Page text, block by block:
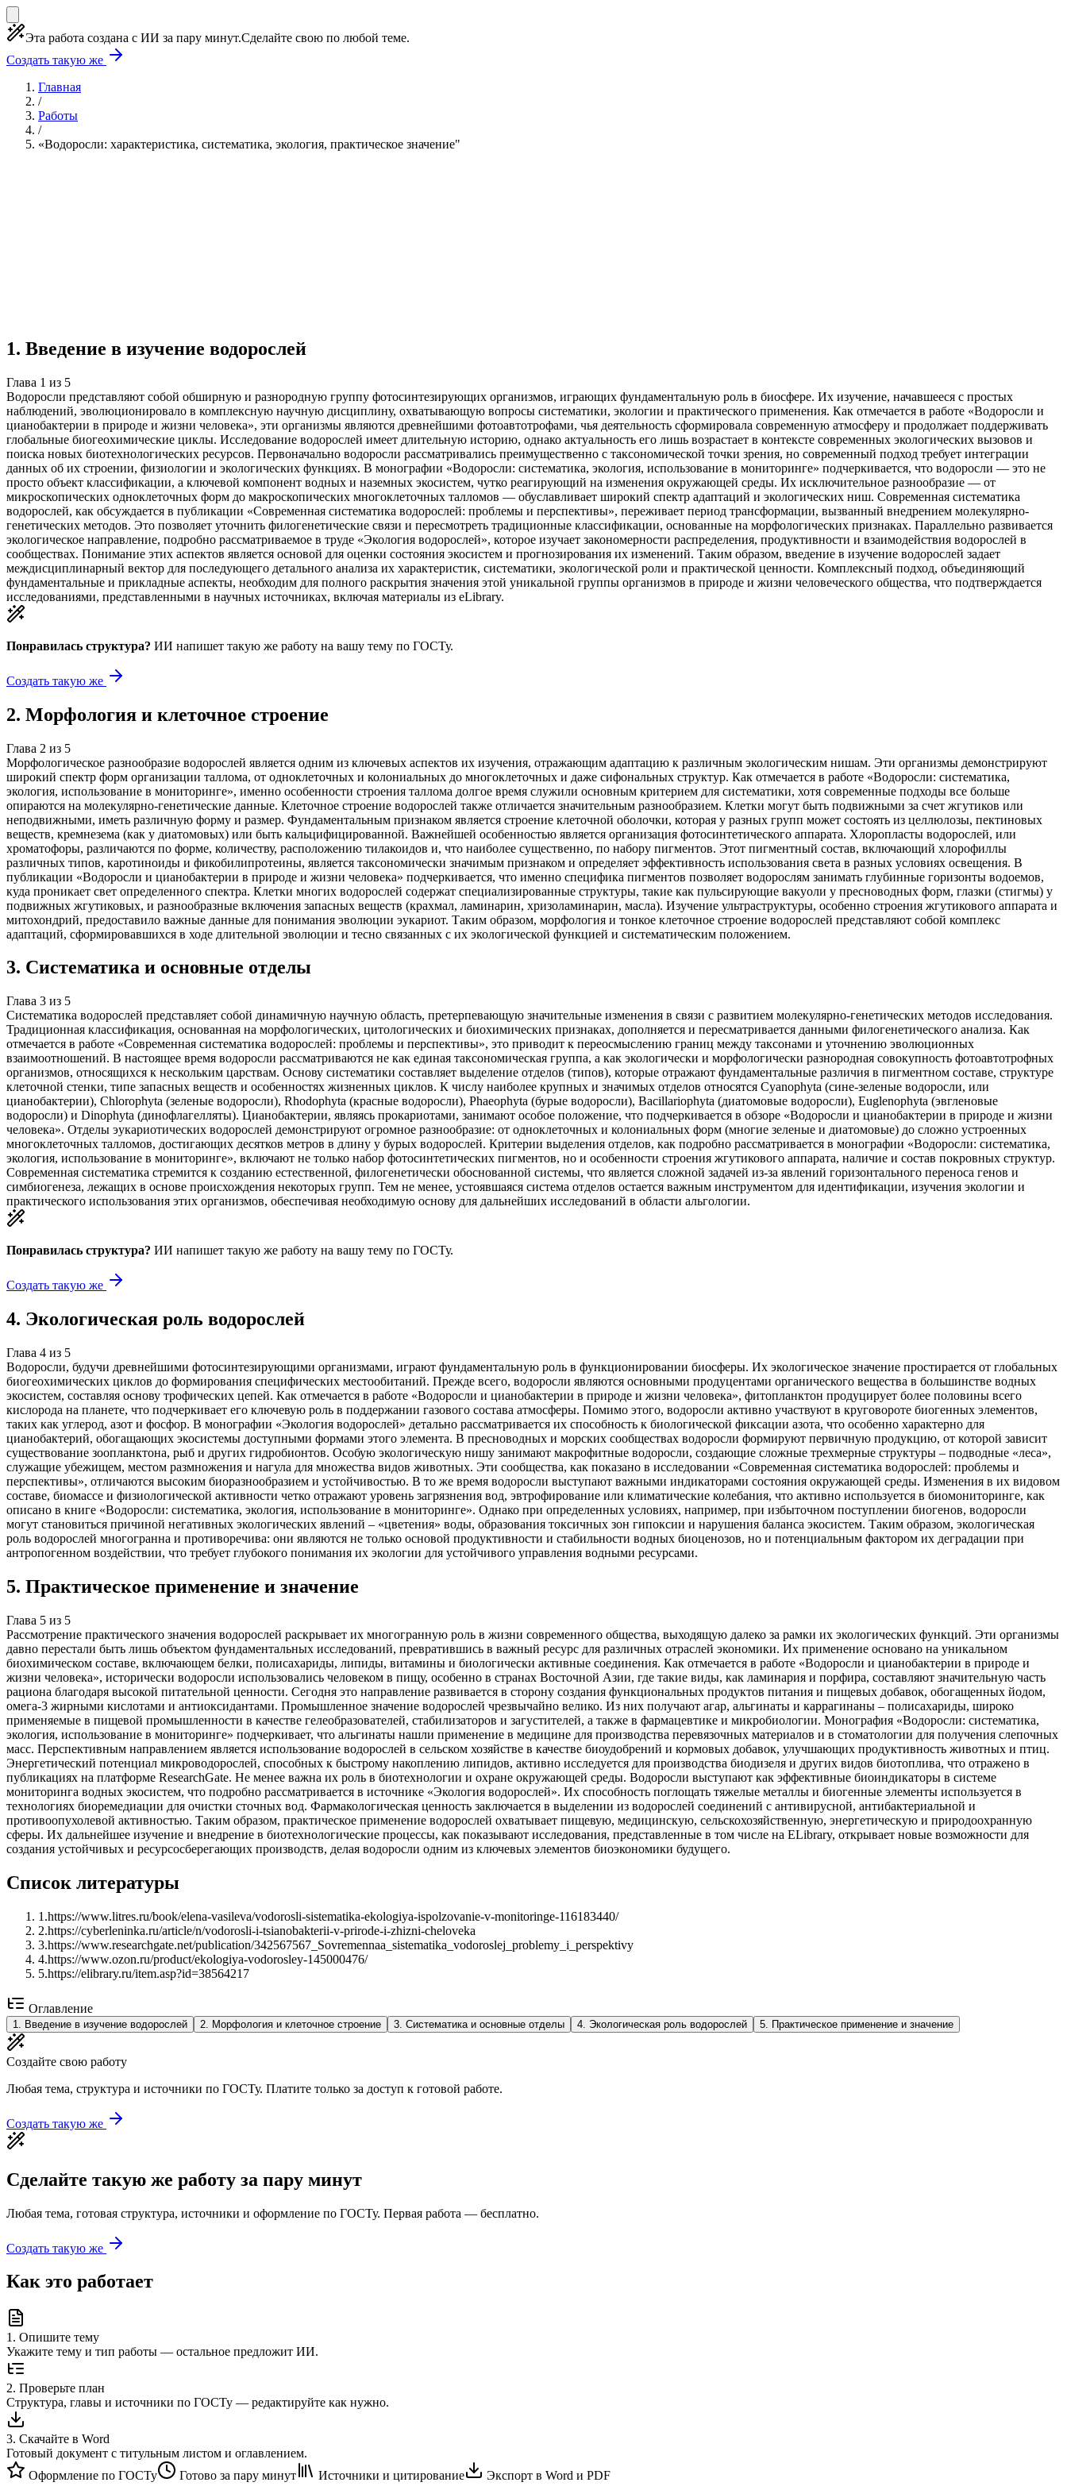
Эта работа создана с ИИ за пару минут.Сделайте свою по любой теме.
Создать такую же
Главная
/
Работы
/
«Водоросли: характеристика, систематика, экология, практическое значение"
1. Введение в изучение водорослей
Глава 1 из 5
Водоросли представляют собой обширную и разнородную группу фотосинтезирующих организмов, играющих фундаментальную роль в биосфере. Их изучение, начавшееся с простых
наблюдений, эволюционировало в комплексную научную дисциплину, охватывающую вопросы систематики, экологии и практического применения. Как отмечается в работе «Водоросли и
цианобактерии в природе и жизни человека», эти организмы являются древнейшими фотоавтотрофами, чья деятельность сформировала современную атмосферу и продолжает поддерживать
глобальные биогеохимические циклы. Исследование водорослей имеет длительную историю, однако актуальность его лишь возрастает в контексте современных экологических вызовов и
поиска новых биотехнологических ресурсов. Первоначально водоросли рассматривались преимущественно с таксономической точки зрения, но современный подход требует интеграции
данных об их строении, физиологии и экологических функциях. В монографии «Водоросли: систематика, экология, использование в мониторинге» подчеркивается, что водоросли — это не
просто объект классификации, а ключевой компонент водных и наземных экосистем, чутко реагирующий на изменения окружающей среды. Их исключительное разнообразие — от
микроскопических одноклеточных форм до макроскопических многоклеточных талломов — обуславливает широкий спектр адаптаций и экологических ниш. Современная систематика
водорослей, как обсуждается в публикации «Современная систематика водорослей: проблемы и перспективы», переживает период трансформации, вызванный внедрением молекулярно-
генетических методов. Это позволяет уточнить филогенетические связи и пересмотреть традиционные классификации, основанные на морфологических признаках. Параллельно развивается
экологическое направление, подробно рассматриваемое в труде «Экология водорослей», которое изучает закономерности распределения, продуктивности и взаимодействия водорослей в
сообществах. Понимание этих аспектов является основой для оценки состояния экосистем и прогнозирования их изменений. Таким образом, введение в изучение водорослей задает
междисциплинарный вектор для последующего детального анализа их характеристик, систематики, экологической роли и практической ценности. Комплексный подход, объединяющий
фундаментальные и прикладные аспекты, необходим для полного раскрытия значения этой уникальной группы организмов в природе и жизни человеческого общества, что подтверждается
исследованиями, представленными в научных источниках, включая материалы из eLibrary.
Понравилась структура? ИИ напишет такую же работу на вашу тему по ГОСТу.
Создать такую же
2. Морфология и клеточное строение
Глава 2 из 5
Морфологическое разнообразие водорослей является одним из ключевых аспектов их изучения, отражающим адаптацию к различным экологическим нишам. Эти организмы демонстрируют
широкий спектр форм организации таллома, от одноклеточных и колониальных до многоклеточных и даже сифональных структур. Как отмечается в работе «Водоросли: систематика,
экология, использование в мониторинге», именно особенности строения таллома долгое время служили основным критерием для систематики, хотя современные подходы все больше
опираются на молекулярно-генетические данные. Клеточное строение водорослей также отличается значительным разнообразием. Клетки могут быть подвижными за счет жгутиков или
неподвижными, иметь различную форму и размер. Фундаментальным признаком является строение клеточной оболочки, которая у разных групп может состоять из целлюлозы, пектиновых
веществ, кремнезема (как у диатомовых) или быть кальцифицированной. Важнейшей особенностью является организация фотосинтетического аппарата. Хлоропласты водорослей, или
хроматофоры, различаются по форме, количеству, расположению тилакоидов и, что наиболее существенно, по набору пигментов. Этот пигментный состав, включающий хлорофиллы
различных типов, каротиноиды и фикобилипротеины, является таксономически значимым признаком и определяет эффективность использования света в разных условиях освещения. В
публикации «Водоросли и цианобактерии в природе и жизни человека» подчеркивается, что именно специфика пигментов позволяет водорослям занимать глубинные горизонты водоемов,
куда проникает свет определенного спектра. Клетки многих водорослей содержат специализированные структуры, такие как пульсирующие вакуоли у пресноводных форм, глазки (стигмы) у
подвижных жгутиковых, и разнообразные включения запасных веществ (крахмал, ламинарин, хризоламинарин, масла). Изучение ультраструктуры, особенно строения жгутикового аппарата и
митохондрий, предоставило важные данные для понимания эволюции эукариот. Таким образом, морфология и тонкое клеточное строение водорослей представляют собой комплекс
адаптаций, сформировавшихся в ходе длительной эволюции и тесно связанных с их экологической функцией и систематическим положением.
3. Систематика и основные отделы
Глава 3 из 5
Систематика водорослей представляет собой динамичную научную область, претерпевающую значительные изменения в связи с развитием молекулярно-генетических методов исследования.
Традиционная классификация, основанная на морфологических, цитологических и биохимических признаках, дополняется и пересматривается данными филогенетического анализа. Как
отмечается в работе «Современная систематика водорослей: проблемы и перспективы», это приводит к переосмыслению границ между таксонами и уточнению эволюционных
взаимоотношений. В настоящее время водоросли рассматриваются не как единая таксономическая группа, а как экологически и морфологически разнородная совокупность фотоавтотрофных
организмов, относящихся к нескольким царствам. Основу систематики составляет выделение отделов (типов), которые отражают фундаментальные различия в пигментном составе, структуре
клеточной стенки, типе запасных веществ и особенностях жизненных циклов. К числу наиболее крупных и значимых отделов относятся Cyanophyta (сине-зеленые водоросли, или
цианобактерии), Chlorophyta (зеленые водоросли), Rhodophyta (красные водоросли), Phaeophyta (бурые водоросли), Bacillariophyta (диатомовые водоросли), Euglenophyta (эвгленовые
водоросли) и Dinophyta (динофлагелляты). Цианобактерии, являясь прокариотами, занимают особое положение, что подчеркивается в обзоре «Водоросли и цианобактерии в природе и жизни
человека». Отделы эукариотических водорослей демонстрируют огромное разнообразие: от одноклеточных и колониальных форм (многие зеленые и диатомовые) до сложно устроенных
многоклеточных талломов, достигающих десятков метров в длину у бурых водорослей. Критерии выделения отделов, как подробно рассматривается в монографии «Водоросли: систематика,
экология, использование в мониторинге», включают не только набор фотосинтетических пигментов, но и особенности строения жгутикового аппарата, наличие и состав покровных структур.
Современная систематика стремится к созданию естественной, филогенетически обоснованной системы, что является сложной задачей из-за явлений горизонтального переноса генов и
симбиогенеза, лежащих в основе происхождения некоторых групп. Тем не менее, устоявшаяся система отделов остается важным инструментом для идентификации, изучения экологии и
практического использования этих организмов, обеспечивая необходимую основу для дальнейших исследований в области альгологии.
Понравилась структура? ИИ напишет такую же работу на вашу тему по ГОСТу.
Создать такую же
4. Экологическая роль водорослей
Глава 4 из 5
Водоросли, будучи древнейшими фотосинтезирующими организмами, играют фундаментальную роль в функционировании биосферы. Их экологическое значение простирается от глобальных
биогеохимических циклов до формирования специфических местообитаний. Прежде всего, водоросли являются основными продуцентами органического вещества в большинстве водных
экосистем, составляя основу трофических цепей. Как отмечается в работе «Водоросли и цианобактерии в природе и жизни человека», фитопланктон продуцирует более половины всего
кислорода на планете, что подчеркивает его ключевую роль в поддержании газового состава атмосферы. Помимо этого, водоросли активно участвуют в круговороте биогенных элементов,
таких как углерод, азот и фосфор. В монографии «Экология водорослей» детально рассматривается их способность к биологической фиксации азота, что особенно характерно для
цианобактерий, обогащающих экосистемы доступными формами этого элемента. В пресноводных и морских сообществах водоросли формируют первичную продукцию, от которой зависит
существование зоопланктона, рыб и других гидробионтов. Особую экологическую нишу занимают макрофитные водоросли, создающие сложные трехмерные структуры – подводные «леса»,
служащие убежищем, местом размножения и нагула для множества видов животных. Эти сообщества, как показано в исследовании «Современная систематика водорослей: проблемы и
перспективы», отличаются высоким биоразнообразием и устойчивостью. В то же время водоросли выступают важными индикаторами состояния окружающей среды. Изменения в их видовом
составе, биомассе и физиологической активности четко отражают уровень загрязнения вод, эвтрофирование или климатические колебания, что активно используется в биомониторинге, как
описано в книге «Водоросли: систематика, экология, использование в мониторинге». Однако при определенных условиях, например, при избыточном поступлении биогенов, водоросли
могут становиться причиной негативных экологических явлений – «цветения» воды, образования токсичных зон гипоксии и нарушения баланса экосистем. Таким образом, экологическая
роль водорослей многогранна и противоречива: они являются не только основой продуктивности и стабильности водных биоценозов, но и потенциальным фактором их деградации при
антропогенном воздействии, что требует глубокого понимания их экологии для устойчивого управления водными ресурсами.
5. Практическое применение и значение
Глава 5 из 5
Рассмотрение практического значения водорослей раскрывает их многогранную роль в жизни современного общества, выходящую далеко за рамки их экологических функций. Эти организмы
давно перестали быть лишь объектом фундаментальных исследований, превратившись в важный ресурс для различных отраслей экономики. Их применение основано на уникальном
биохимическом составе, включающем белки, полисахариды, липиды, витамины и биологически активные соединения. Как отмечается в работе «Водоросли и цианобактерии в природе и
жизни человека», исторически водоросли использовались человеком в пищу, особенно в странах Восточной Азии, где такие виды, как ламинария и порфира, составляют значительную часть
рациона благодаря высокой питательной ценности. Сегодня это направление развивается в сторону создания функциональных продуктов питания и пищевых добавок, обогащенных йодом,
омега-3 жирными кислотами и антиоксидантами. Промышленное значение водорослей чрезвычайно велико. Из них получают агар, альгинаты и каррагинаны – полисахариды, широко
применяемые в пищевой промышленности в качестве гелеобразователей, стабилизаторов и загустителей, а также в фармацевтике и микробиологии. Монография «Водоросли: систематика,
экология, использование в мониторинге» подчеркивает, что альгинаты нашли применение в медицине для производства перевязочных материалов и в стоматологии для получения слепочных
масс. Перспективным направлением является использование водорослей в сельском хозяйстве в качестве биоудобрений и кормовых добавок, улучшающих продуктивность животных и птиц.
Энергетический потенциал микроводорослей, способных к быстрому накоплению липидов, активно исследуется для производства биодизеля и других видов биотоплива, что отражено в
публикациях на платформе ResearchGate. Не менее важна их роль в биотехнологии и охране окружающей среды. Водоросли выступают как эффективные биоиндикаторы в системе
мониторинга водных экосистем, что подробно рассматривается в источнике «Экология водорослей». Их способность поглощать тяжелые металлы и биогенные элементы используется в
технологиях биоремедиации для очистки сточных вод. Фармакологическая ценность заключается в выделении из водорослей соединений с антивирусной, антибактериальной и
противоопухолевой активностью. Таким образом, практическое применение водорослей охватывает пищевую, медицинскую, сельскохозяйственную, энергетическую и природоохранную
сферы. Их дальнейшее изучение и внедрение в биотехнологические процессы, как показывают исследования, представленные в том числе на ELibrary, открывает новые возможности для
создания устойчивых и ресурсосберегающих производств, делая водоросли одним из ключевых элементов биоэкономики будущего.
Список литературы
1 .https://www.litres.ru/book/elena-vasileva/vodorosli-sistematika-ekologiya-ispolzovanie-v-monitoringe-116183440/
2.https://cyberleninka.ru/article/n/vodorosli-i-tsianobakterii-v-prirode-i-zhizni-cheloveka
3.https://www.researchgate.net/publication/342567567_Sovremennaa_sistematika_vodoroslej_problemy_i_perspektivy
4.https://www.ozon.ru/product/ekologiya-vodorosley-145000476/
5.https://elibrary.ru/item.asp?id=38564217
Оглавление
1 Введение в изучение водорослей 2 Морфология и клеточное строение 3 Систематика и основные отделы 4 Экологическая роль водорослей 5 Практическое применение и значение
Создайте свою работу
Любая тема, структура и источники по ГОСТу. Платите только за доступ к готовой работе.
Создать такую же
Сделайте такую же работу за пару минут
Любая тема, готовая структура, источники и оформление по ГОСТу. Первая работа — бесплатно.
Создать такую же
Как это работает
1 . Опишите тему
Укажите тему и тип работы — остальное предложит ИИ.
2. Проверьте план
Структура, главы и источники по ГОСТу — редактируйте как нужно.
3. Скачайте в Word
Готовый документ с титульным листом и оглавлением.
Оформление по ГОСТу
Готово за пару минут Источники и цитирование Экспорт в Word и PDF